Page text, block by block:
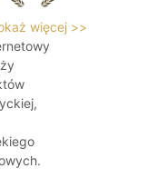
więcej >>